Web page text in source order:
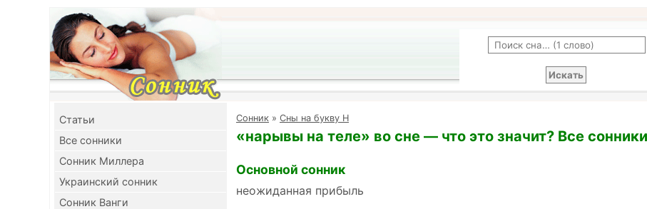
Cтатьи
Все сонники
Сонник Миллера
Украинский сонник
Сонник Ванги
Cонник » Сны на букву Н
«нарывы на теле» во сне — что это значит? Все сонники
Основной сонник
неожиданная прибыль